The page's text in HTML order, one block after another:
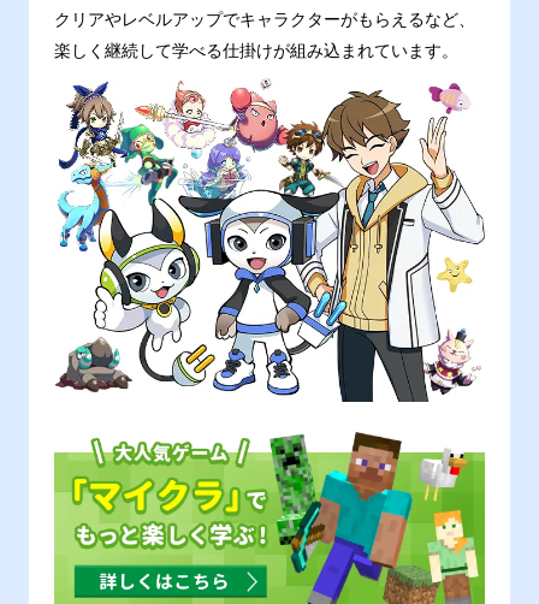
クリアやレベルアップでキャラクターがもらえるなど、
楽しく継続して学べる仕掛けが組み込まれています。